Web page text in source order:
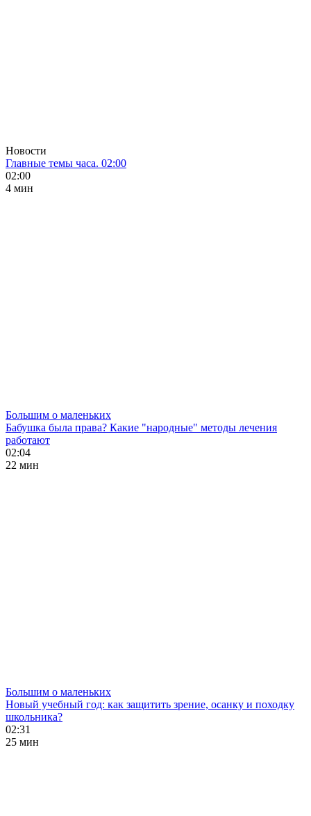
Новости
Главные темы часа. 02:00
02:00
4 мин
Большим о маленьких
Бабушка была права? Какие "народные" методы лечения
работают
02:04
22 мин
Большим о маленьких
Новый учебный год: как защитить зрение, осанку и походку
школьника?
02:31
25 мин